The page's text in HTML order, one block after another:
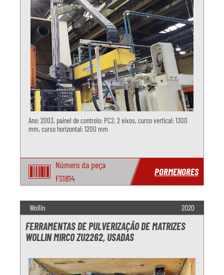
Ano: 2003, painel de controlo: PC2, 2 eixos, curso vertical: 1300
mm, curso horizontal: 1200 mm
Número da peça
FS1814
PORMENORES
Wollin 2020
FERRAMENTAS DE PULVERIZAÇÃO DE MATRIZES
WOLLIN MIRCO ZU2262, USADAS